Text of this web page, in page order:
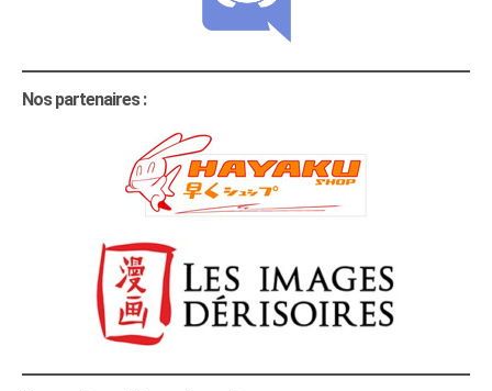
Nos partenaires :